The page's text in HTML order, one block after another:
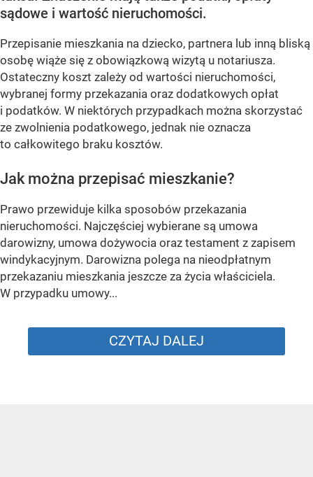
sądowe i wartość nieruchomości.
Przepisanie mieszkania na dziecko, partnera lub inną bliską
osobę wiąże się z obowiązkową wizytą u notariusza.
Ostateczny koszt zależy od wartości nieruchomości,
wybranej formy przekazania oraz dodatkowych opłat
i podatków. W niektórych przypadkach można skorzystać
ze zwolnienia podatkowego, jednak nie oznacza
to całkowitego braku kosztów.
Jak można przepisać mieszkanie?
Prawo przewiduje kilka sposobów przekazania
nieruchomości. Najczęściej wybierane są umowa
darowizny, umowa dożywocia oraz testament z zapisem
windykacyjnym. Darowizna polega na nieodpłatnym
przekazaniu mieszkania jeszcze za życia właściciela.
W przypadku umowy...
CZYTAJ DALEJ